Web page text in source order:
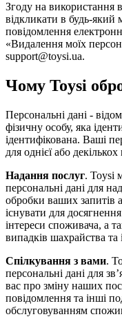
Згоду на використання
відкликати в будь-який
повідомлення
«Видалення моїх
support@toysi.ua.
Чому Toysi
Персональні дані -
фізичну особу, яка
ідентифікована. Ваші
для однієї або
Надання послуг. Toysi
персональні дані для
обробки ваших запитів
існувати для
інтереси споживача, а
випадків шахрайства
Спілкування з вами.
персональні дані для
вас про зміну наших
повідомлення та інші
обслуговуванням